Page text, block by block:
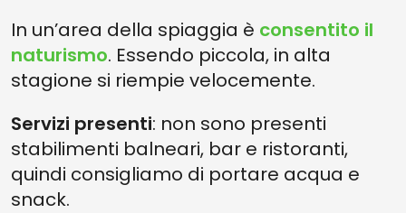
In un’area della spiaggia è consentito il
naturismo. Essendo piccola, in alta
stagione si riempie velocemente.
Servizi presenti: non sono presenti
stabilimenti balneari, bar e ristoranti,
quindi consigliamo di portare acqua e
snack.